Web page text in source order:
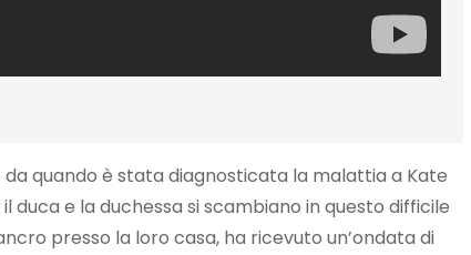
quando è stata diagnosticata la malattia a Kate
e la duchessa si scambiano in questo difficile
presso la loro casa, ha ricevuto un’ondata di